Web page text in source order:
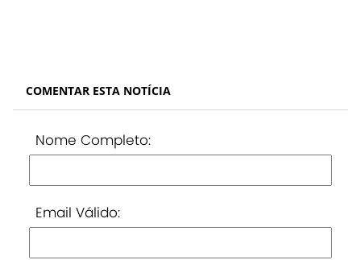
COMENTAR ESTA NOTÍCIA
Nome Completo:
Email Válido: